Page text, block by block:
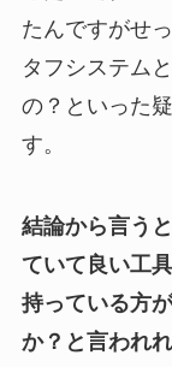
たんですがせ
タフシステム
の？といった
す。
結論から言う
ていて良い工
持っている方
か？と言われ